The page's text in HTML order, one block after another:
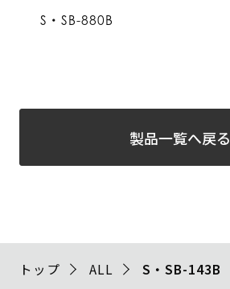
S・SB-880B
製品一覧へ戻る
トップ ALL S・SB-143B